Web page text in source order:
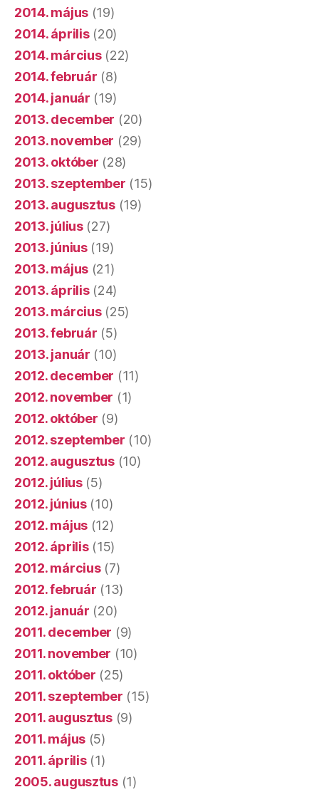
2014. május (19)
2014. április(20)
2014. március(22)
2014. február (8)
2014. január (19)
2013. december (20)
2013. november (29)
2013. október (28)
2013. szeptember (15)
2013. augusztus(19)
2013. július(27)
2013. június(19)
2013. május (21)
2013. április(24)
2013. március(25)
2013. február (5)
2013. január (10)
2012. december (11)
2012. november (1)
2012. október (9)
2012. szeptember (10)
2012. augusztus(10)
2012. július(5)
2012. június(10)
2012. május (12)
2012. április(15)
2012. március(7)
2012. február (13)
2012. január (20)
2011. december (9)
2011. november (10)
2011. október (25)
2011. szeptember (15)
2011. augusztus(9)
2011. május (5)
2011. április(1)
2005. augusztus(1)